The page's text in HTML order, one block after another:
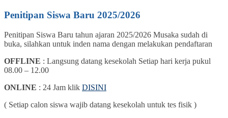
Penitipan Siswa Baru 2025/2026
Penitipan Siswa Baru tahun ajaran 2025/2026 Musaka sudah di
buka, silahkan untuk inden nama dengan melakukan pendaftaran
OFFLINE : Langsung datang kesekolah Setiap hari kerja pukul
08.00 – 12.00
ONLINE : 24 Jam klik DISINI
( Setiap calon siswa wajib datang kesekolah untuk tes fisik )